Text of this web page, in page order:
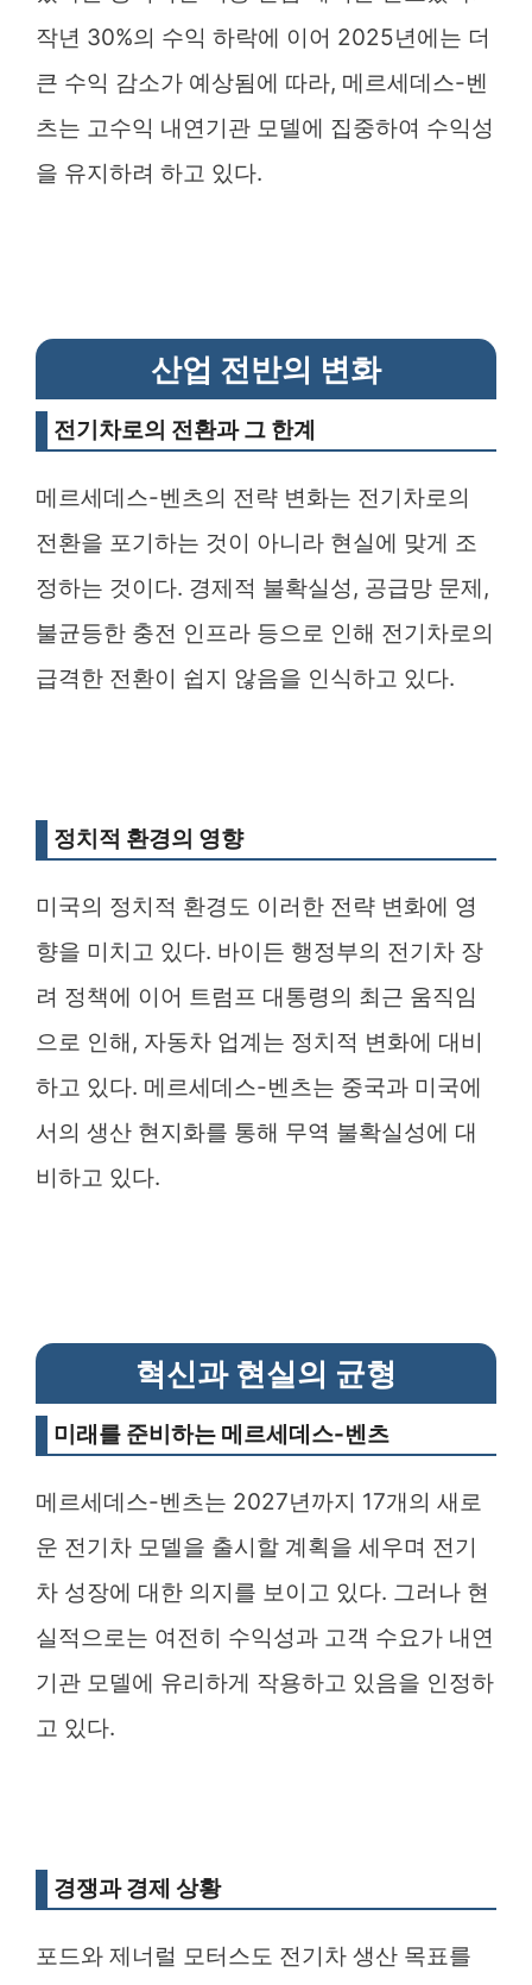
작년 30%의 수익 하락에 이어 2025년에는 더
큰 수익 감소가 예상됨에 따라, 메르세데스-벤
츠는 고수익 내연기관 모델에 집중하여 수익성
을 유지하려 하고 있다.
산업 전반의 변화
전기차로의 전환과 그 한계
메르세데스-벤츠의 전략 변화는 전기차로의
전환을 포기하는 것이 아니라 현실에 맞게 조
정하는 것이다. 경제적 불확실성, 공급망 문제,
불균등한 충전 인프라 등으로 인해 전기차로의
급격한 전환이 쉽지 않음을 인식하고 있다.
정치적 환경의 영향
미국의 정치적 환경도 이러한 전략 변화에 영
향을 미치고 있다. 바이든 행정부의 전기차 장
려 정책에 이어 트럼프 대통령의 최근 움직임
으로 인해, 자동차 업계는 정치적 변화에 대비
하고 있다. 메르세데스-벤츠는 중국과 미국에
서의 생산 현지화를 통해 무역 불확실성에 대
비하고 있다.
혁신과 현실의 균형
미래를 준비하는 메르세데스-벤츠
메르세데스-벤츠는 2027년까지 17개의 새로
운 전기차 모델을 출시할 계획을 세우며 전기
차 성장에 대한 의지를 보이고 있다. 그러나 현
실적으로는 여전히 수익성과 고객 수요가 내연
기관 모델에 유리하게 작용하고 있음을 인정하
고 있다.
경쟁과 경제 상황
포드와 제너럴 모터스도 전기차 생산 목표를